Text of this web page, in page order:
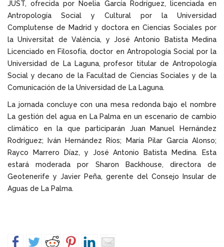
JUST, ofrecida por Noelia García Rodríguez, licenciada en
Antropología Social y Cultural por la Universidad
Complutense de Madrid y doctora en Ciencias Sociales por
la Universitat de València, y José Antonio Batista Medina
Licenciado en Filosofía, doctor en Antropología Social por la
Universidad de La Laguna, profesor titular de Antropología
Social y decano de la Facultad de Ciencias Sociales y de la
Comunicación de la Universidad de La Laguna.
La jornada concluye con una mesa redonda bajo el nombre
La gestión del agua en La Palma en un escenario de cambio
climático en la que participarán Juan Manuel Hernández
Rodríguez; Iván Hernández Ríos; María Pilar García Alonso;
Rayco Marrero Díaz, y José Antonio Batista Medina. Esta
estará moderada por Sharon Backhouse, directora de
Geotenerife y Javier Peña, gerente del Consejo Insular de
Aguas de La Palma.